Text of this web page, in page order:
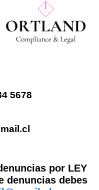
5678
por LEY
denuncias debes